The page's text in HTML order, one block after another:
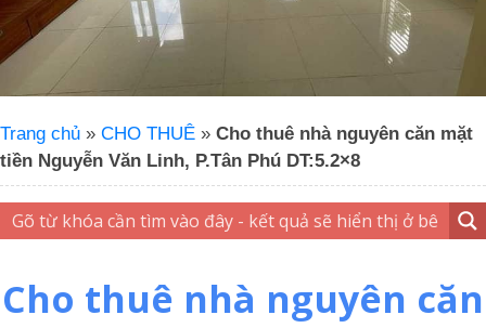
Trang chủ » CHO THUÊ » Cho thuê nhà nguyên căn mặt
tiền Nguyễn Văn Linh, P.Tân Phú DT:5.2×8
Cho thuê nhà nguyên căn